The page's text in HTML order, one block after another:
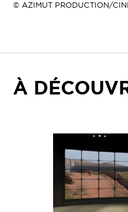
© AZIMUT PRODUCTION/
À